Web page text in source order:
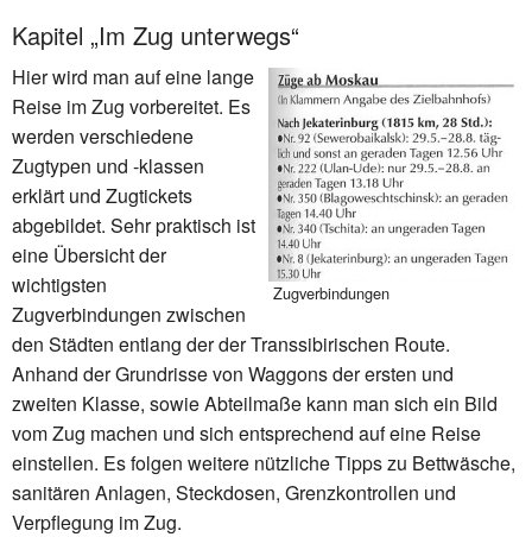
Kapitel „Im Zug unterwegs“
Zugverbindungen
Hier wird man auf eine lange
Reise im Zug vorbereitet. Es
werden verschiedene
Zugtypen und -klassen
erklärt und Zugtickets
abgebildet. Sehr praktisch ist
eine Übersicht der
wichtigsten
Zugverbindungen zwischen
den Städten entlang der der Transsibirischen Route.
Anhand der Grundrisse von Waggons der ersten und
zweiten Klasse, sowie Abteilmaße kann man sich ein Bild
vom Zug machen und sich entsprechend auf eine Reise
einstellen. Es folgen weitere nützliche Tipps zu Bettwäsche,
sanitären Anlagen, Steckdosen, Grenzkontrollen und
Verpflegung im Zug.